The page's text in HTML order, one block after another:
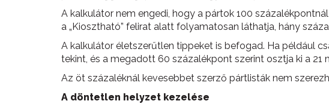
A kalkulátor nem engedi, hogy a pártok 100
a „Kiosztható” felirat alatt folyamatosan láthatja, hány
A kalkulátor életszerűtlen tippeket is befogad. Ha például
tekint, és a megadott 60 százalékpont szerint osztja ki a 21
Az öt százaléknál kevesebbet szerző pártlisták nem
A döntetlen helyzet kezelése